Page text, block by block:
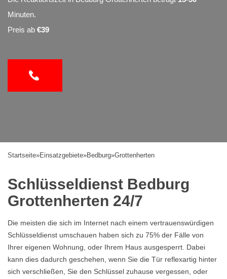
Minuten.
Preis ab €39
Startseite»Einsatzgebiete»Bedburg»Grottenherten
Schlüsseldienst Bedburg
Grottenherten 24/7
Die meisten die sich im Internet nach einem vertrauenswürdigen
Schlüsseldienst umschauen haben sich zu 75% der Fälle von
Ihrer eigenen Wohnung, oder Ihrem Haus ausgesperrt. Dabei
kann dies dadurch geschehen, wenn Sie die Tür reflexartig hinter
sich verschließen, Sie den Schlüssel zuhause vergessen, oder